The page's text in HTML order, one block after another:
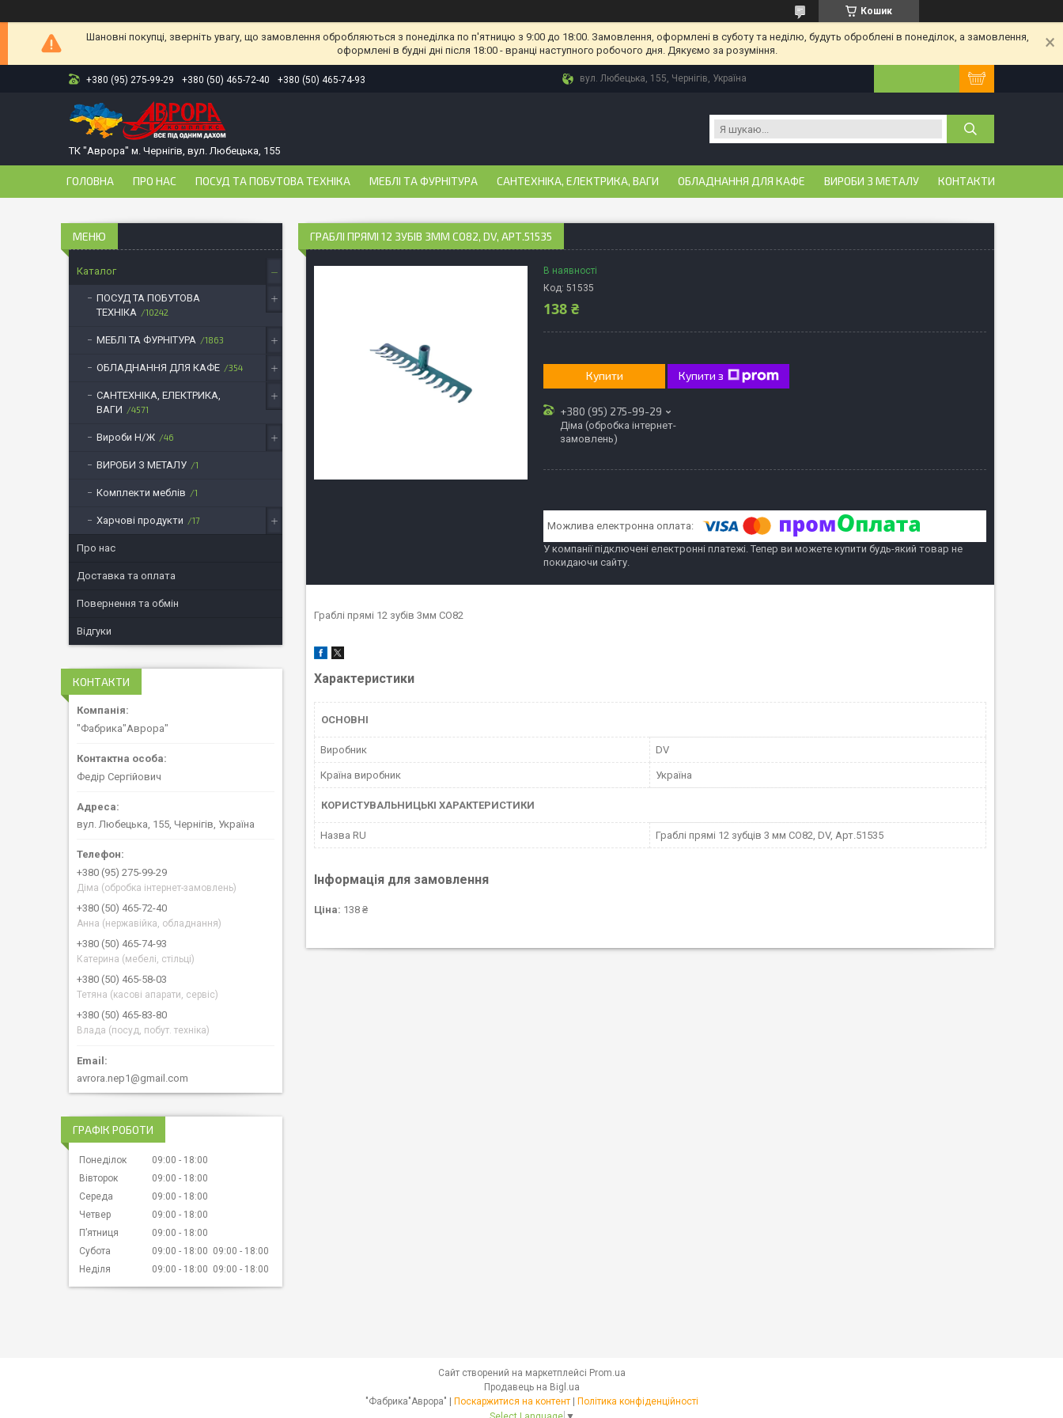
Кошик
Шановні покупці, зверніть увагу, що замовлення обробляються з понеділка по п'ятницю з 9:00 до 18:00. Замовлення, оформлені в суботу та неділю, будуть оброблені в понеділок, а замовлення,
оформлені в будні дні після 18:00 - вранці наступного робочого дня. Дякуємо за розуміння.
+380 (95) 275-99-29 +380 (50) 465-72-40 +380 (50) 465-74-93 вул. Любецька, 155, Чернігів, Україна
ТК "Аврора" м. Чернігів, вул. Любецька, 155
ГОЛОВНА ПРО НАС ПОСУД ТА ПОБУТОВА ТЕХНІКА МЕБЛІ ТА ФУРНІТУРА САНТЕХНІКА, ЕЛЕКТРИКА, ВАГИ ОБЛАДНАННЯ ДЛЯ КАФЕ ВИРОБИ З МЕТАЛУ КОНТАКТИ
ГРАБЛІ ПРЯМІ 12 ЗУБІВ 3ММ СО82, DV, АРТ.51535
В наявності
Код: 51535
138 ₴
Купити Купити з
+380 (95) 275-99-29
Діма (обробка інтернет-
замовлень)
У компанії підключені електронні платежі. Тепер ви можете купити будь-який товар не
покидаючи сайту.
Граблі прямі 12 зубів 3мм СО82
Характеристики
ОСНОВНІ
Виробник DV
Країна виробник Україна
КОРИСТУВАЛЬНИЦЬКІ ХАРАКТЕРИСТИКИ
Назва RU Граблі прямі 12 зубців 3 мм СО82, DV, Арт.51535
Інформація для замовлення
Ціна: 138 ₴
Каталог
ПОСУД ТА ПОБУТОВА
ТЕХНІКА
10242
МЕБЛІ ТА ФУРНІТУРА 1863
ОБЛАДНАННЯ ДЛЯ КАФЕ 354
САНТЕХНІКА, ЕЛЕКТРИКА,
ВАГИ
4571
Вироби Н/Ж 46
ВИРОБИ З МЕТАЛУ 1
Комплекти меблів 1
Харчові продукти 17
Про нас
Доставка та оплата
Повернення та обмін
Відгуки
КОНТАКТИ
"Фабрика"Аврора"
Федір Сергійович
вул. Любецька, 155, Чернігів, Україна
+380 (95) 275-99-29
Діма (обробка інтернет-замовлень)
+380 (50) 465-72-40
Анна (нержавійка, обладнання)
+380 (50) 465-74-93
Катерина (мебелі, стільці)
+380 (50) 465-58-03
Тетяна (касові апарати, сервіс)
+380 (50) 465-83-80
Влада (посуд, побут. техніка)
avrora.nep1@gmail.com
ГРАФІК РОБОТИ
Понеділок 09:00
18:00
Вівторок
09:00
18:00
Середа
09:00
18:00
Четвер
09:00
18:00
Пʼятниця
09:00
18:00
Субота
09:00 18:00 09:00
18:00
Неділя
09:00 18:00 09:00 18:00
Сайт створений на маркетплейсі Prom.ua
Продавець на Bigl.ua
Поскаржитися на контент
Політика конфіденційності